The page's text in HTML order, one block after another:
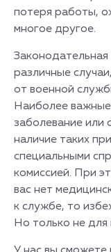
потеря работы,
многое другое.
различные
от военной
Наиболее
заболевание или
наличие таких
специальными
комиссией. При
вас нет
к службе, то
Но только не для